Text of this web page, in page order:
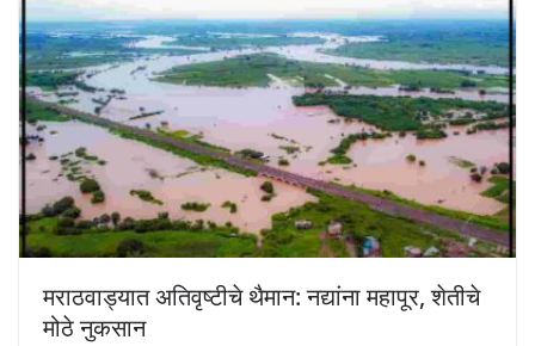
मराठवाड्यात अतिवृष्टीचे थैमान: नद्यांना महापूर, शेतीचे
मोठे नुकसान